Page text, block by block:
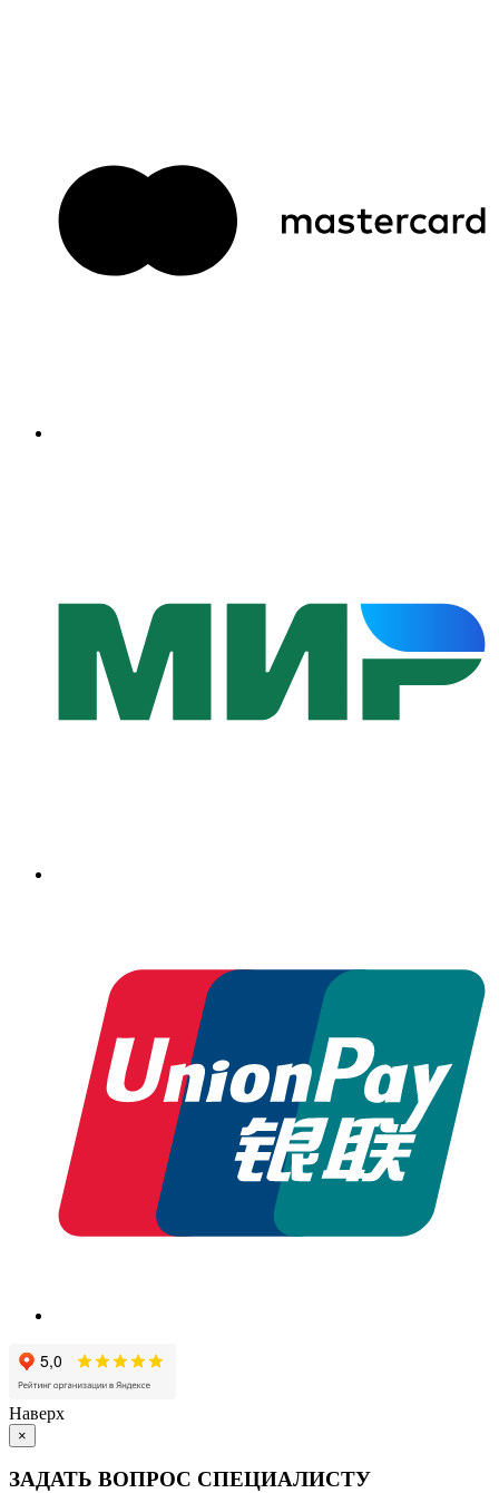
Наверх
×
ЗАДАТЬ ВОПРОС СПЕЦИАЛИСТУ